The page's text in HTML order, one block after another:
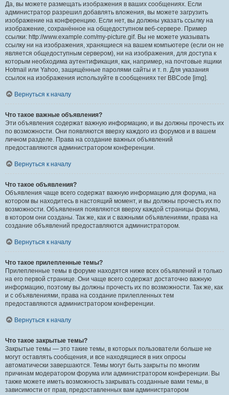
Да, вы можете размещать изображения в ваших сообщениях. Если
администратор разрешил добавлять вложения, вы можете загрузить
изображение на конференцию. Если нет, вы должны указать ссылку на
изображение, сохранённое на общедоступном веб-сервере. Пример
ссылки: http://www.example.com/my-picture.gif. Вы не можете указывать
ссылку ни на изображения, хранящиеся на вашем компьютере (если он не
является общедоступным сервером), ни на изображения, для доступа к
которым необходима аутентификация, как, например, на почтовые ящики
Hotmail или Yahoo, защищённые паролями сайты и т. п. Для указания
ссылок на изображения используйте в сообщениях тег BBCode [img].
Вернуться к началу
Что такое важные объявления?
Эти объявления содержат важную информацию, и вы должны прочесть их
по возможности. Они появляются вверху каждого из форумов и в вашем
личном разделе. Права на создание важных объявлений
предоставляются администратором конференции.
Вернуться к началу
Что такое объявления?
Объявления чаще всего содержат важную информацию для форума, на
котором вы находитесь в настоящий момент, и вы должны прочесть их по
возможности. Объявления появляются вверху каждой страницы форума,
в котором они созданы. Так же, как и с важными объявлениями, права на
создание объявлений предоставляются администратором.
Вернуться к началу
Что такое прилепленные темы?
Прилепленные темы в форуме находятся ниже всех объявлений и только
на его первой странице. Они чаще всего содержат достаточно важную
информацию, поэтому вы должны прочесть их по возможности. Так же, как
и с объявлениями, права на создание прилепленных тем
предоставляются администратором конференции.
Вернуться к началу
Что такое закрытые темы?
Закрытые темы — это такие темы, в которых пользователи больше не
могут оставлять сообщения, и все находящиеся в них опросы
автоматически завершаются. Темы могут быть закрыты по многим
причинам модератором форума или администратором конференции. Вы
также можете иметь возможность закрывать созданные вами темы, в
зависимости от прав, предоставленных вам администратором